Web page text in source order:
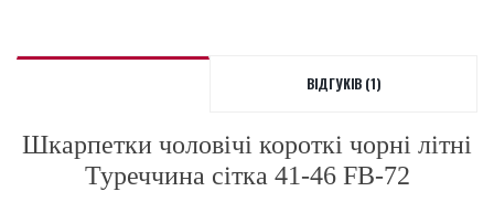
ВІДГУКІВ (1)
Шкарпетки чоловічі короткі чорні літні
Туреччина сітка 41-46 FB-72